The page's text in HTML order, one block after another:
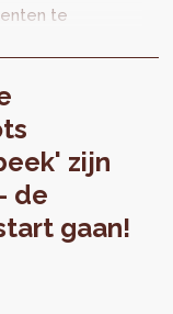
te
zijn
de
gaan!